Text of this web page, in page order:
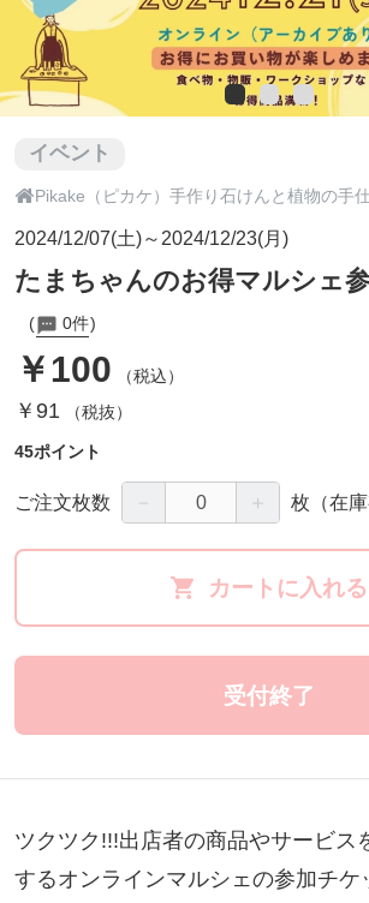
イベント

2024/12/07(土)～2024/12/23(月)
たまちゃんのお得マルシェ
0件
￥100 （税込）
￥91 （税抜）
45ポイント
ご注文枚数 － ＋ 枚 （在
カートに入れる
受付終了
ツクツク!!!出店者の商品やサービス
するオンラインマルシェの参加チケ